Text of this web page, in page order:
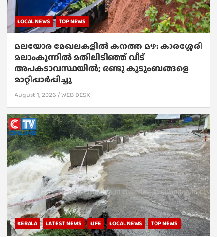
LOCAL NEWS TOP NEWS
മലയോര മേഖലകളിൽ കനത്ത മഴ: കാരശ്ശേരി
മലാംകുന്നിൽ മതിലിടിഞ്ഞ് വീട്
അപകടാവസ്ഥയിൽ; രണ്ടു കുടുംബങ്ങളെ
മാറ്റിപ്പാർപ്പിച്ചു
August 1, 2026 WEB DESK
KERALA LATEST NEWS LIFE LOCAL NEWS TOP NEWS